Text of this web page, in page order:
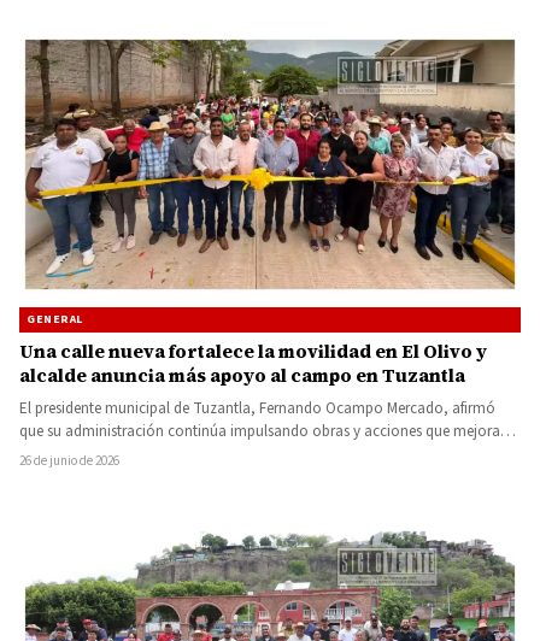
GENERAL
Una calle nueva fortalece la movilidad en El Olivo y
alcalde anuncia más apoyo al campo en Tuzantla
El presidente municipal de Tuzantla, Fernando Ocampo Mercado, afirmó
que su administración continúa impulsando obras y acciones que mejoran
la…
26 de junio de 2026